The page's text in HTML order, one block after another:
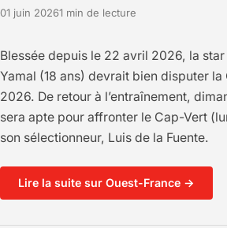
01 juin 20261 min de lecture
Blessée depuis le 22 avril 2026, la
Yamal (18 ans) devrait bien disputer
2026. De retour à l’entraînement,
sera apte pour affronter le Cap-Vert
son sélectionneur, Luis de la Fuente.
Lire la suite sur Ouest-France →